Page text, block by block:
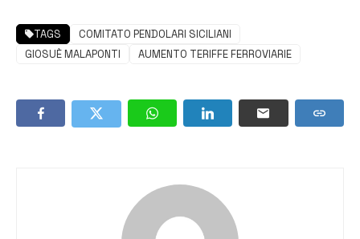
TAGS
COMITATO PENDOLARI SICILIANI
GIOSUÈ MALAPONTI
AUMENTO TERIFFE FERROVIARIE